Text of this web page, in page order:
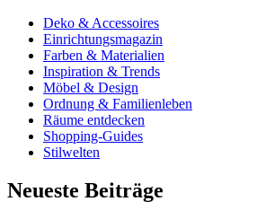
Deko & Accessoires
Einrichtungsmagazin
Farben & Materialien
Inspiration & Trends
Möbel & Design
Ordnung & Familienleben
Räume entdecken
Shopping-Guides
Stilwelten
Neueste Beiträge